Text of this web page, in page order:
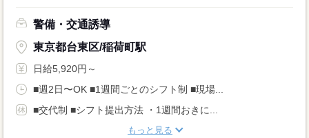
警備・交通誘導
東京都台東区/稲荷町駅
日給5,920円～
■週2日〜OK ■1週間ごとのシフト制 ■現場...
■交代制 ■シフト提出方法 ・1週間おきに...
もっと見る